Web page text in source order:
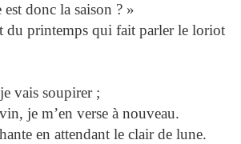
donc la saison ? »
printemps qui fait parler le loriot
vais soupirer ;
je m’en verse à nouveau.
en attendant le clair de lune.